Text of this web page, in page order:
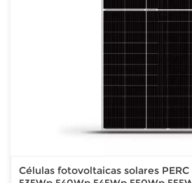
Células fotovoltaicas solares